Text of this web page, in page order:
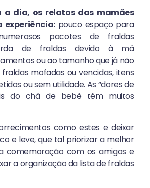
a dia, os relatos das mamães
experiência:pouco espaço para
pacotes de fraldas
de fraldas devido à má
ou ao tamanho que já não
mofadas ou vencidas, itens
ou sem utilidade. As “dores de
do chá de bebê têm muitos
como estes e deixar
e leve, que tal priorizar a melhor
comemoração com os amigos e
a organização da lista de fraldas